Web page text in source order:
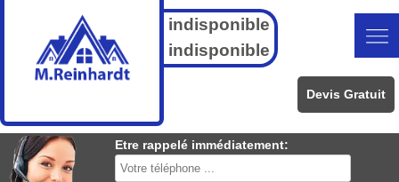
indisponible
indisponible
Devis Gratuit
Etre rappelé immédiatement: